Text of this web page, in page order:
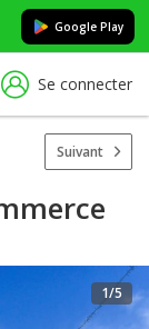
Google Play
Se connecter
Suivant
1/5